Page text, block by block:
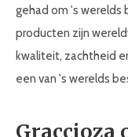
gehad om 's
producten zijn
kwaliteit, zachtheid
een van 's werelds
Graccioza